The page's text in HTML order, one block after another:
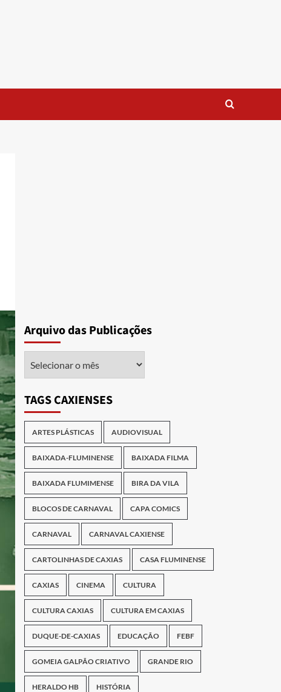
Arquivo das Publicações
TAGS CAXIENSES
ARTES PLÁSTICAS AUDIOVISUAL
BAIXADA-FLUMINENSE BAIXADA FILMA
BAIXADA FLUMIMENSE BIRA DA VILA
BLOCOS DE CARNAVAL CAPA COMICS
CARNAVAL CARNAVAL CAXIENSE
CARTOLINHAS DE CAXIAS CASA FLUMINENSE
CAXIAS CINEMA CULTURA
CULTURA CAXIAS CULTURA EM CAXIAS
DUQUE-DE-CAXIAS EDUCAÇÃO FEBF
GOMEIA GALPÃO CRIATIVO GRANDE RIO
HERALDO HB HISTÓRIA